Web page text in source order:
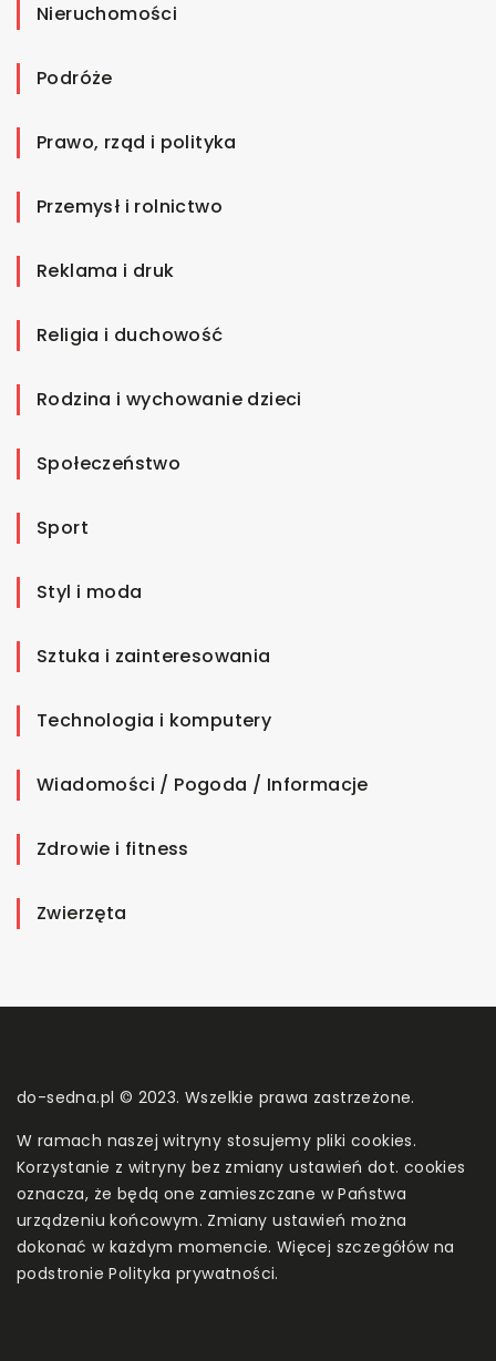
Nieruchomości
Podróże
Prawo, rząd i polityka
Przemysł i rolnictwo
Reklama i druk
Religia i duchowość
Rodzina i wychowanie dzieci
Społeczeństwo
Sport
Styl i moda
Sztuka i zainteresowania
Technologia i komputery
Wiadomości / Pogoda / Informacje
Zdrowie i fitness
Zwierzęta
do-sedna.pl © 2023. Wszelkie prawa zastrzeżone.
W ramach naszej witryny stosujemy pliki cookies.
Korzystanie z witryny bez zmiany ustawień dot. cookies
oznacza, że będą one zamieszczane w Państwa
urządzeniu końcowym. Zmiany ustawień można
dokonać w każdym momencie. Więcej szczegółów na
podstroniePolityka prywatności.